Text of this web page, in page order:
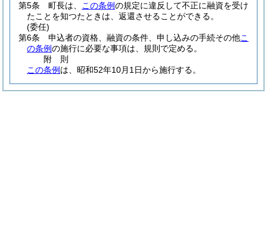
第5条
町長は、 この条例の規定に違反して不正に融資を受け
たことを知つたときは、返還させることができる。
(委任)
第6条
申込者の資格、融資の条件、申し込みの手続その他こ
の条例の施行に必要な事項は、規則で定める。
附 則
この条例 は、昭和52年10月1日から施行する。